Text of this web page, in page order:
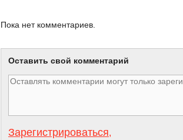
Пока нет комментариев.
Оставить свой комментарий
Зарегистрироваться,